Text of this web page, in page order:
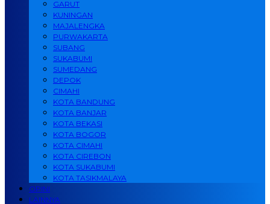
GARUT
KUNINGAN
MAJALENGKA
PURWAKARTA
SUBANG
SUKABUMI
SUMEDANG
DEPOK
CIMAHI
KOTA BANDUNG
KOTA BANJAR
KOTA BEKASI
KOTA BOGOR
KOTA CIMAHI
KOTA CIREBON
KOTA SUKABUMI
KOTA TASIKMALAYA
OPINI
LAINNYA